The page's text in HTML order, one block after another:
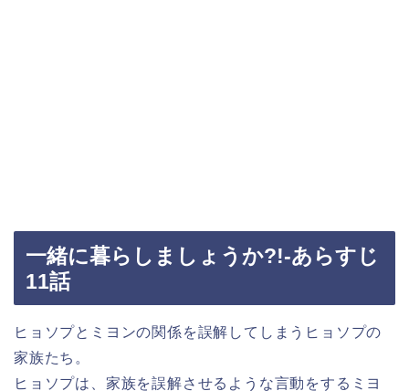
一緒に暮らしましょうか?!-あらすじ
11話
ヒョソプとミヨンの関係を誤解してしまうヒョソプの
家族たち。
ヒョソプは、家族を誤解させるような言動をするミヨ